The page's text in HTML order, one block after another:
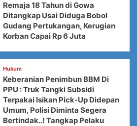
Remaja 18 Tahun di Gowa
Ditangkap Usai Diduga Bobol
Gudang Pertukangan, Kerugian
Korban Capai Rp 6 Juta
Hukum
Keberanian Penimbun BBM Di
PPU : Truk Tangki Subsidi
Terpakai Isikan Pick-Up Didepan
Umum, Polisi Diminta Segera
Bertindak..! Tangkap Pelaku